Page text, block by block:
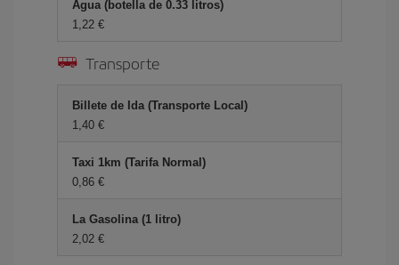
Agua (botella de 0.33 litros)
1,22 €
Transporte
Billete de Ida (Transporte Local)
1,40 €
Taxi 1km (Tarifa Normal)
0,86 €
La Gasolina (1 litro)
2,02 €